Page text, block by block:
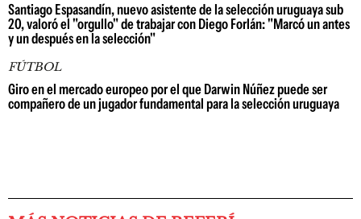
Santiago Espasandín, nuevo asistente de la selección uruguaya sub
20, valoró el "orgullo" de trabajar con Diego Forlán: "Marcó un antes
y un después en la selección"
FÚTBOL
Giro en el mercado europeo por el que Darwin Núñez puede ser
compañero de un jugador fundamental para la selección uruguaya